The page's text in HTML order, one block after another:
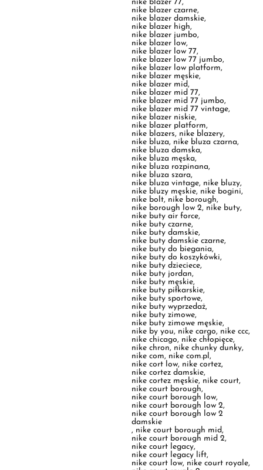
nike blazer low 77
nike blazer low 77 jumbo
nike blazer low platform
nike blazer męskie
nike blazer mid,
nike blazer mid 77
nike blazer mid 77 jumbo
nike blazer mid 77 vintage
nike blazer niskie,
nike blazer platform
nike blazers,nike blazery
nike bluza, nike bluza czarna
nike bluza damska ,
nike bluza męska,
nike bluza rozpinana
nike bluza szara,
nike bluza vintage,nike bluzy
nike bluzy męskie,nike bogini
nike bolt,nike borough
nike borough low 2
nike buty air force,
nike buty czarne,
nike buty damskie,
nike buty damskie czarne,
nike buty do biegania,
nike buty do koszykówki,
nike buty dzieciece
nike buty jordan,
nike buty męskie,
nike buty piłkarskie,
nike buty sportowe,
nike buty wyprzedaż,
nike buty zimowe,
nike buty zimowe męskie
nike by you,nike cargo
nike chicago,nike chłopięce
nike chron,nike chunky dunky
nike com,nike com.pl
nike cort low,nike cortez
nike cortez damskie,
nike cortez męskie,nike court,
nike court borough,
nike court borough low,
nike court borough low 2
nike court borough low 2
damskie
,nike court borough mid,
nike court borough mid 2
nike court legacy,
nike court legacy lift,
nike court low,nike court royale
nike court royale 2
,
nike court vintage,
nike court vintage premium
nike court vision,
nike court vision alta
nike court vision alta ltr ,